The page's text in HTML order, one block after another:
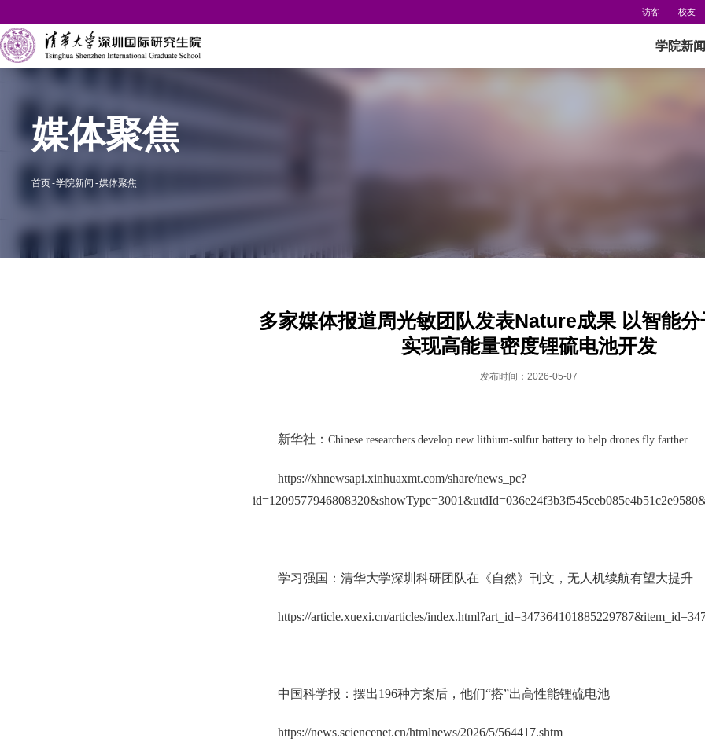
访客 校友
学院新闻
媒体聚焦
首页 学院新闻 媒体聚焦
多家媒体报道周光敏团队发表Nature成果 以智能
实现高能量密度锂硫电池开发
发布时间：2026-05-07
新华社： Chinese researchers develop new lithium-sulfur battery to help drones fly farther
https://xhnewsapi.xinhuaxmt.com/share/news_pc?
学习强国：清华大学深圳科研团队在《自然》刊文，无人机续航有望大提升
https://article.xuexi.cn/articles/
中国科学报：摆出196种方案后，他们“搭”出高性能锂硫电池
https://news.sciencenet.cn/htmlnews/2026/5/564417.shtm